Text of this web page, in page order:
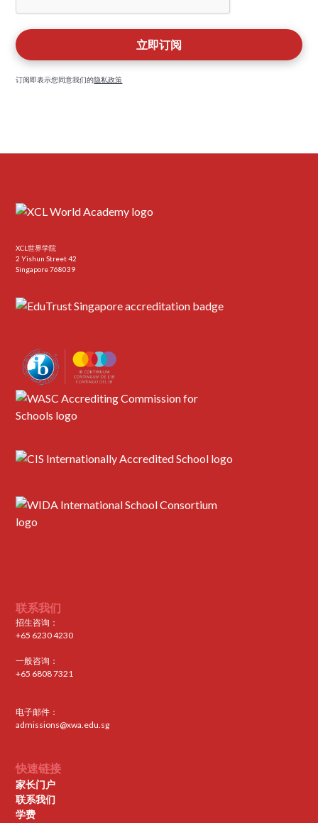
订阅即表示您同意我们的隐私政策
XCL世界学院
2 Yishun Street 42
Singapore 768039
联系我们
招生咨询：
+65 6230 4230
一般咨询：
+65 6808 7321
电子邮件：
admissions@xwa.edu.sg
快速链接
家长门户
联系我们
学费